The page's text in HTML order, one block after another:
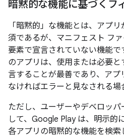
暗黙的な機能に基づくフ
「暗黙的」な機能とは、アプ
須であるが、マニフェスト フ
要素で宣言されていない機能で
のアプリは、使用または必要と
言することが最善であり、ア
なければエラーと見なされる場
ただし、ユーザーやデベロッ
して、Google Play は、明示的
各アプリの暗黙的な機能を検